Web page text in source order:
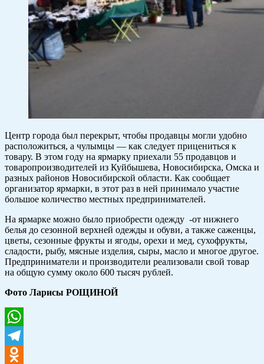
Центр города был перекрыт, чтобы продавцы могли удобно
расположиться, а чулымцы — как следует прицениться к
товару. В этом году на ярмарку приехали 55 продавцов и
товаропроизводителей из Куйбышева, Новосибирска, Омска и
разных районов Новосибирской области. Как сообщает
организатор ярмарки, в этот раз в ней принимало участие
большое количество местных предпринимателей.
На ярмарке можно было приобрести одежду -от нижнего
белья до сезонной верхней одежды и обуви, а также саженцы,
цветы, сезонные фрукты и ягоды, орехи и мед, сухофрукты,
сладости, рыбу, мясные изделия, сыры, масло и многое другое.
Предприниматели и производители реализовали свой товар
на общую сумму около 600 тысяч рублей.
Фото Ларисы РОЩИНОЙ
WhatsApp
Telegram